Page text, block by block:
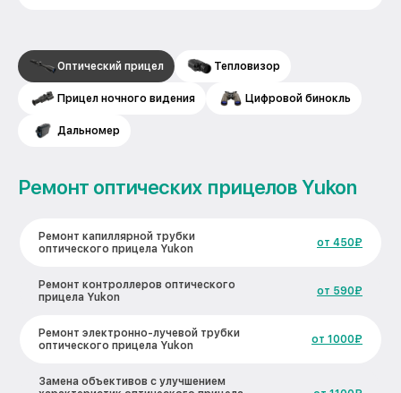
Оптический прицел Тепловизор
Прицел ночного видения Цифровой бинокль
Дальномер
Ремонт оптических прицелов Yukon
Ремонт капиллярной трубки
оптического прицела Yukon
от 450₽
Ремонт контроллеров оптического
прицела Yukon
от 590₽
Ремонт электронно-лучевой трубки
оптического прицела Yukon
от 1000₽
Замена объективов с улучшением